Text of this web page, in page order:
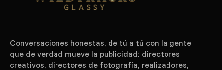
Conversaciones honestas, de tú a tú con la gente
que de verdad mueve la publicidad: directores
creativos, directores de fotografía, realizadores,